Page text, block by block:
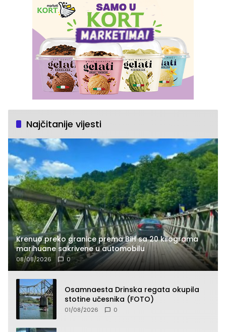
Najčitanije vijesti
Krenuo preko granice prema BiH sa 20 kilograma
marihuane sakrivene u automobilu
08/08/2026 0
Osamnaesta Drinska regata okupila
stotine učesnika (FOTO)
01/08/2026 0